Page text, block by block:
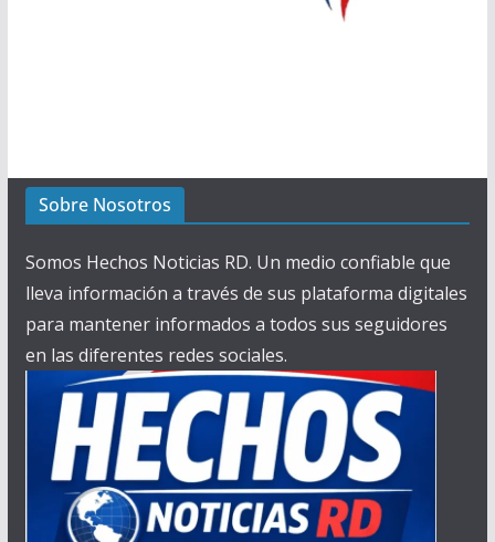
Sobre Nosotros
Somos Hechos Noticias RD. Un medio confiable que
lleva información a través de sus plataforma digitales
para mantener informados a todos sus seguidores
en las diferentes redes sociales.